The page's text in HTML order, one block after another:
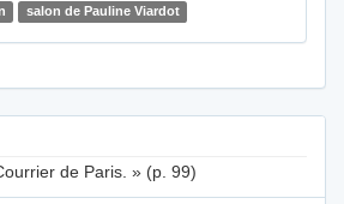
salon de Pauline Viardot
de Paris. » (p. 99)